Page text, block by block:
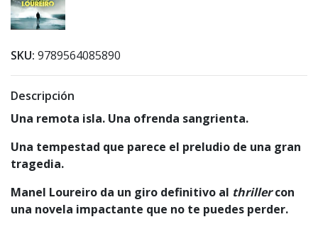
SKU: 9789564085890
Descripción
Una remota isla. Una ofrenda sangrienta.
Una tempestad que parece el preludio de una gran
tragedia.
Manel Loureiro da un giro definitivo al thrillercon
una novela impactante que no te puedes perder.